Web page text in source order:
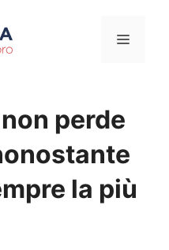
Menu
perde
la più